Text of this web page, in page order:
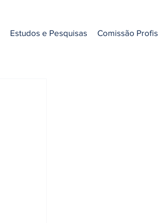
Estudos e Pesquisas Comissão